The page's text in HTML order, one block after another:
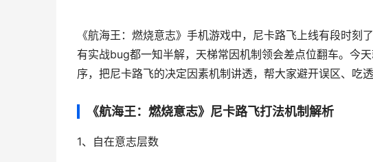
《航海王：燃烧意志》手机游戏中，尼卡路飞上线有段时
有实战bug都一知半解，天梯常因机制领会差点位翻车。今
序，把尼卡路飞的决定因素机制讲透，帮大家避开误区、吃透
《航海王：燃烧意志》尼卡路飞打法机制解析
1、自在意志层数